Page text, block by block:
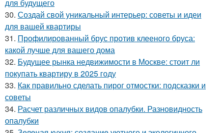
для будущего
30. Создай свой уникальный интерьер: советы и идеи
для вашей квартиры
31. Профилированный брус против клееного бруса:
какой лучше для вашего дома
32. Будущее рынка недвижимости в Москве: стоит ли
покупать квартиру в 2025 году
33. Как правильно сделать пирог отмостки: подсказки и
советы
34. Расчет различных видов опалубки. Разновидность
опалубки